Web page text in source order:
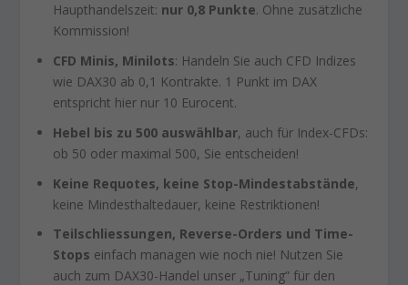
Haupthandelszeit: nur 0,8 Punkte. Ohne zusätzliche
Kommission!
CFD Minis, Minilots: Handeln Sie auch CFD Indizes
wie DAX30 ab 0,1 Kontrakte. 1 Punkt im DAX
entspricht hier nur 10 Eurocent.
Hebel bis zu 500 auswählbar, auch für Index-CFDs:
ob 50 oder maximal 500, Sie entscheiden!
Keine Requotes, keine Stop-Mindestabstände,
keine Mindesthaltedauer, keine Restriktionen!
Teilschliessungen, Reverse-Orders und Time-
Stops einfach managen wie noch nie! Nutzen Sie
auch zum DAX30-Handel unser „Tuning“ für den